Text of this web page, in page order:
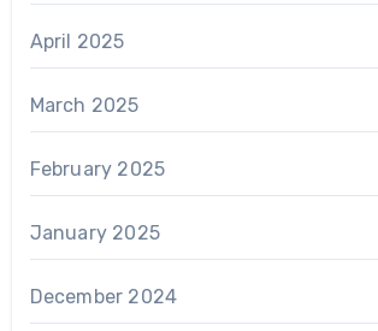
April 2025
March 2025
February 2025
January 2025
December 2024